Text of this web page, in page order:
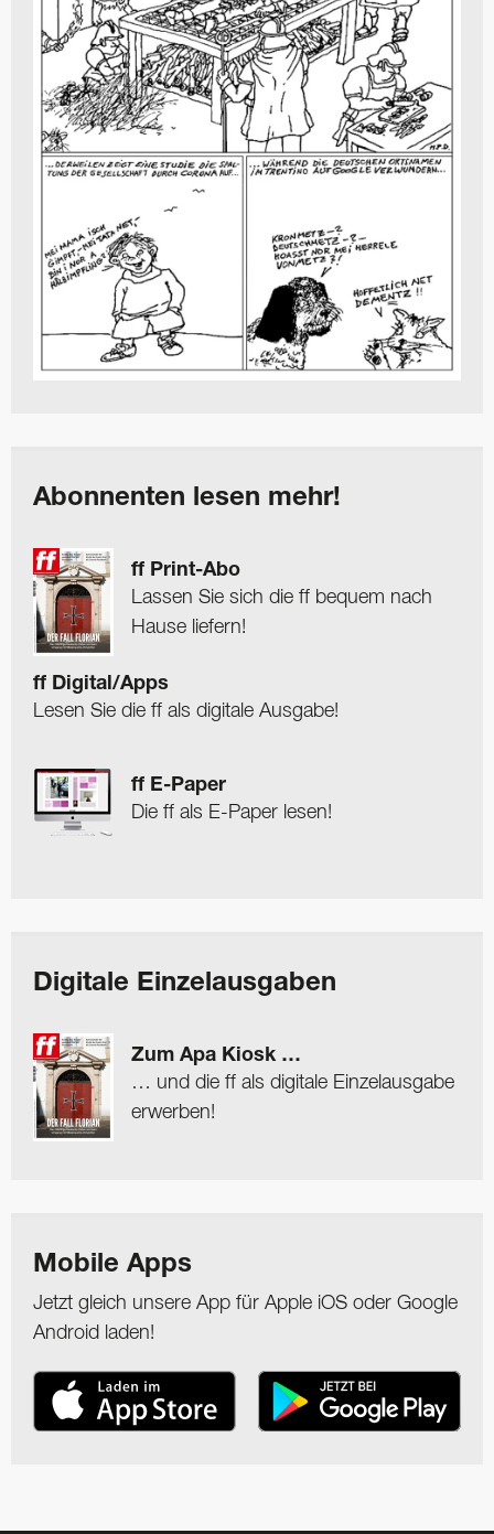
Abonnenten lesen mehr!
ff Print-Abo
Lassen Sie sich die ff bequem nach
Hause liefern!
ff Digital/Apps
Lesen Sie die ff als digitale Ausgabe!
ff E-Paper
Die ff als E-Paper lesen!
Digitale Einzelausgaben
Zum Apa Kiosk …
… und die ff als digitale Einzelausgabe
erwerben!
Mobile Apps
Jetzt gleich unsere App für Apple iOS oder Google
Android laden!